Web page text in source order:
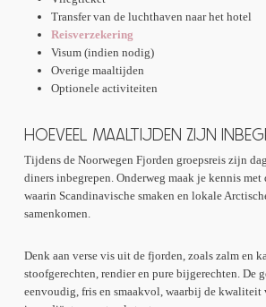
Transfer van de luchthaven naar het hotel
Reisverzekering
Visum (indien nodig)
Overige maaltijden
Optionele activiteiten
HOEVEEL MAALTIJDEN ZIJN
Tijdens de Noorwegen Fjorden groepsreis zijn
diners inbegrepen. Onderweg maak je kennis met
waarin Scandinavische smaken en lokale
samenkomen.
Denk aan verse vis uit de fjorden, zoals zalm en
stoofgerechten, rendier en pure bijgerechten. De
eenvoudig, fris en smaakvol, waarbij de kwaliteit